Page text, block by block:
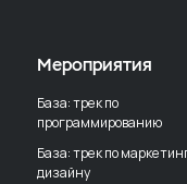
Мероприятия
База: трек по
программированию
База: трек по
дизайну